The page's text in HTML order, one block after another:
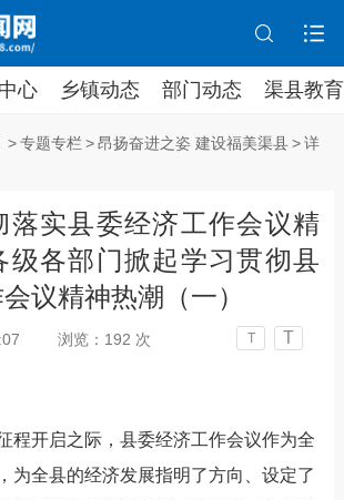
心 乡镇动态 部门动态 渠县教育
> 专题专栏 > 昂扬奋进之姿 建设福美渠县 > 详
落实县委经济工作会议精
级各部门掀起学习贯彻县
议精神热潮（一）
浏览： 192 次 T T
程开启之际，县委经济工作会议作为全
为全县的经济发展指明了方向、设定了